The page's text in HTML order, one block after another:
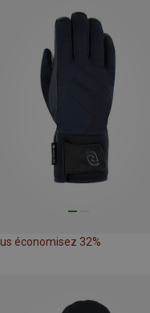
économisez 32%